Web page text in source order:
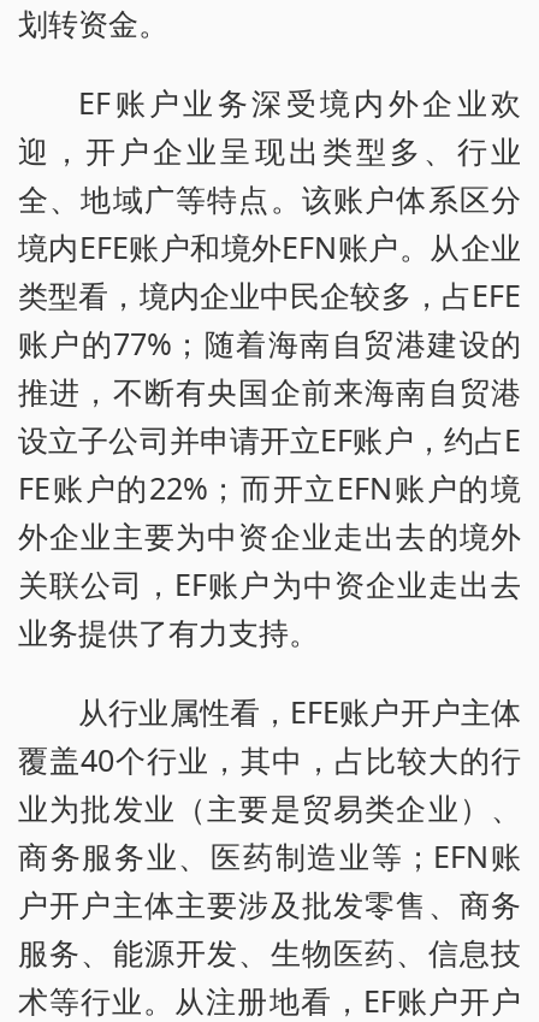
划转资金。
EF账户业务深受境内外企业欢
迎，开户企业呈现出类型多、行业
全、地域广等特点。该账户体系区分
境内EFE账户和境外EFN账户。从企业
类型看，境内企业中民企较多，占EFE
账户的77%；随着海南自贸港建设的
推进，不断有央国企前来海南自贸港
设立子公司并申请开立EF账户，约占E
FE账户的22%；而开立EFN账户的境
外企业主要为中资企业走出去的境外
关联公司，EF账户为中资企业走出去
业务提供了有力支持。
从行业属性看，EFE账户开户主体
覆盖40个行业，其中，占比较大的行
业为批发业（主要是贸易类企业）、
商务服务业、医药制造业等；EFN账
户开户主体主要涉及批发零售、商务
服务、能源开发、生物医药、信息技
术等行业。从注册地看，EF账户开户